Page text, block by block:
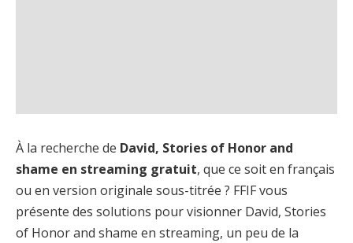
À la recherche de David, Stories of Honor and
shame en streaming gratuit, que ce soit en français
ou en version originale sous-titrée ? FFIF vous
présente des solutions pour visionner David, Stories
of Honor and shame en streaming, un peu de la